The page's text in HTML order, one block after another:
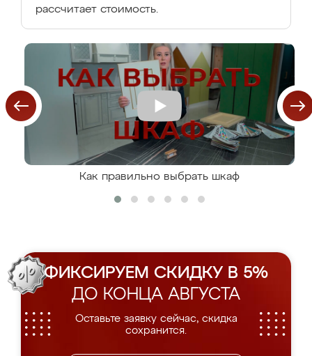
рассчитает стоимость.
Как правильно выбрать шкаф
ФИКСИРУЕМ СКИДКУ В 5%
ДО КОНЦА АВГУСТА
Оставьте заявку сейчас, скидка
сохранится.